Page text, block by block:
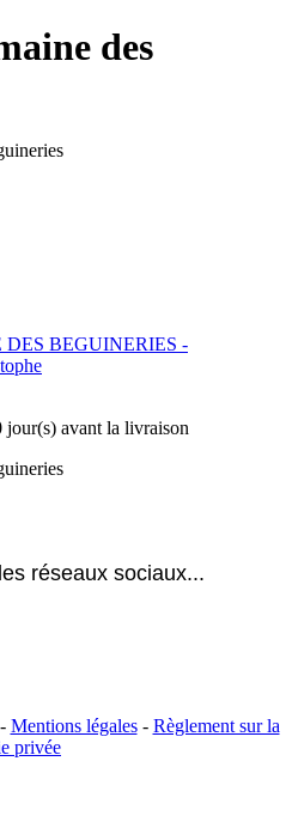
des
BEGUINERIES -
jour(s) avant la livraison
réseaux sociaux...
Mentions légales- Règlement sur la
privée